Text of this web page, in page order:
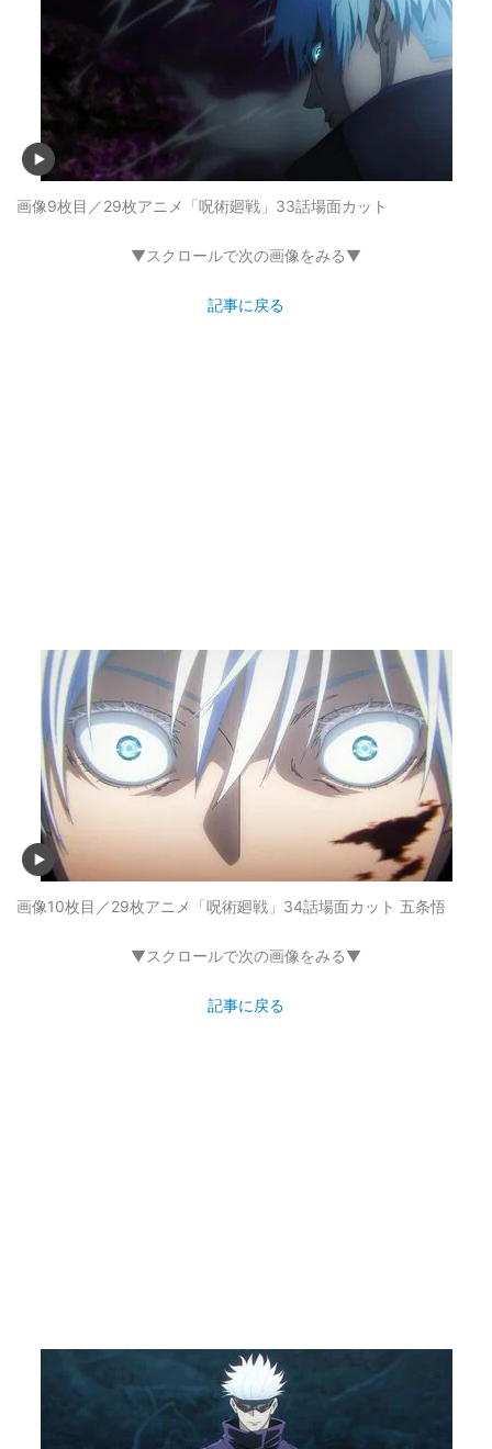
画像9枚目／29枚アニメ「呪術廻戦」33話場面カット
▼スクロールで次の画像をみる▼
記事に戻る
画像10枚目／29枚アニメ「呪術廻戦」34話場面カット 五条悟
▼スクロールで次の画像をみる▼
記事に戻る